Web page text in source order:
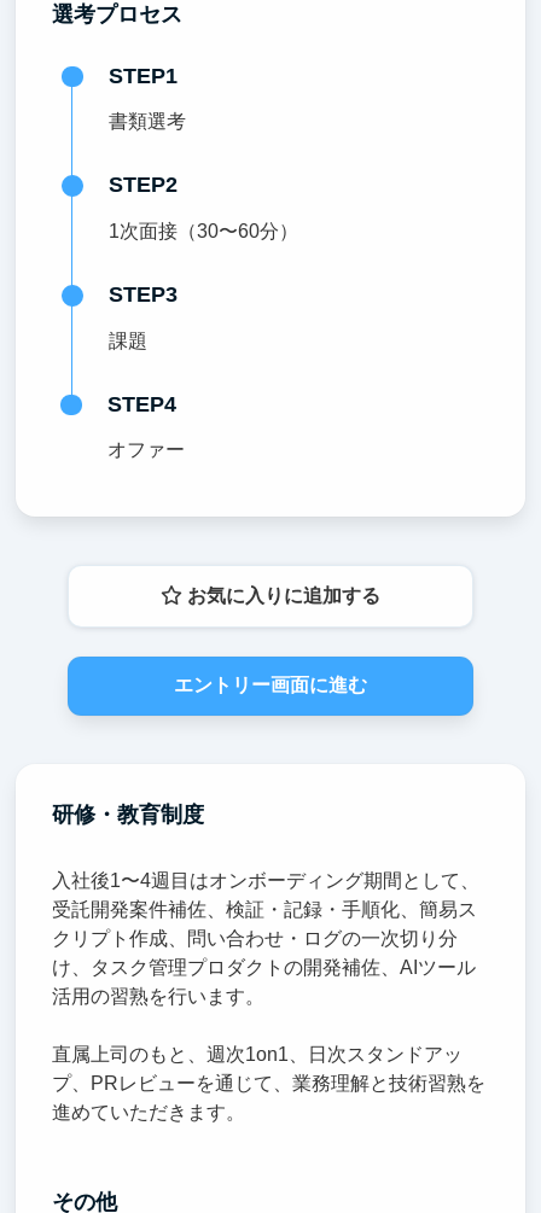
選考プロセス
STEP1
書類選考
STEP2
1次面接（30〜60分）
STEP3
課題
STEP4
オファー
お気に入りに追加する
エントリー画面に進む
研修・教育制度
入社後1〜4週目はオンボーディング期間として、
受託開発案件補佐、検証・記録・手順化、簡易ス
クリプト作成、問い合わせ・ログの一次切り分
け、タスク管理プロダクトの開発補佐、AIツール
活用の習熟を行います。
直属上司のもと、週次1on1、日次スタンドアッ
プ、PRレビューを通じて、業務理解と技術習熟を
進めていただきます。
その他